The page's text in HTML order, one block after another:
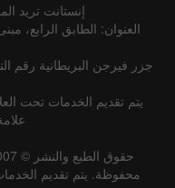
إنستانت تريد
العنوان: الطابق الرابع،
يتم تقديم الخدمات تحت
محفوظة. يتم تقديم